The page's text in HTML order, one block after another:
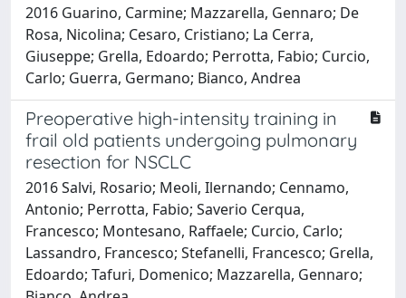
2016 Guarino, Carmine; Mazzarella, Gennaro; De
Rosa, Nicolina; Cesaro, Cristiano; La Cerra,
Giuseppe; Grella, Edoardo; Perrotta, Fabio; Curcio,
Carlo; Guerra, Germano; Bianco, Andrea
Preoperative high-intensity training in
frail old patients undergoing pulmonary
resection for NSCLC
2016 Salvi, Rosario; Meoli, Ilernando; Cennamo,
Antonio; Perrotta, Fabio; Saverio Cerqua,
Francesco; Montesano, Raffaele; Curcio, Carlo;
Lassandro, Francesco; Stefanelli, Francesco; Grella,
Edoardo; Tafuri, Domenico; Mazzarella, Gennaro;